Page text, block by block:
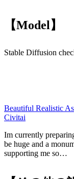
【Model】
Stable Diffusion
Beautiful Realistic
Civitai
Im currently
be huge and a
supporting me so…